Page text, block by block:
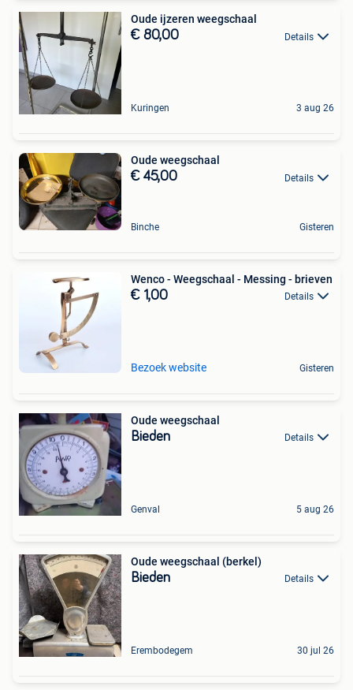
Oude ijzeren weegschaal
€ 80,00 Details
Kuringen 3 aug 26
Oude weegschaal
€ 45,00 Details
Binche Gisteren
Wenco - Weegschaal - Messing - brieven
€ 1,00 Details
Bezoek website Gisteren
Oude weegschaal
Bieden Details
Genval 5 aug 26
Oude weegschaal (berkel)
Bieden Details
Erembodegem 30 jul 26